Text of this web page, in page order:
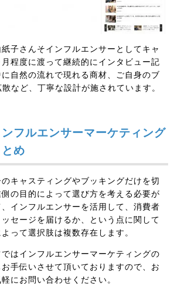
子さんそインフルエンサーとしてキャ
程度に渡って継続的にインタビュー記
自然の流れで現れる商材、ご自身のブ
など、丁寧な設計が施されています。
フルエンサーマーケティング
め
キャスティングやブッキングだけを切
の目的によって選び方を考える必要が
インフルエンサーを活用して、消費者
セージを届けるか、という点に関して
って選択肢は複数存在します。
はインフルエンサーマーケティングの
手伝いさせて頂いておりますので、お
にお問い合わせください。